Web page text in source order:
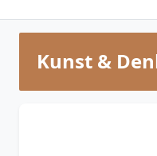
Kunst &